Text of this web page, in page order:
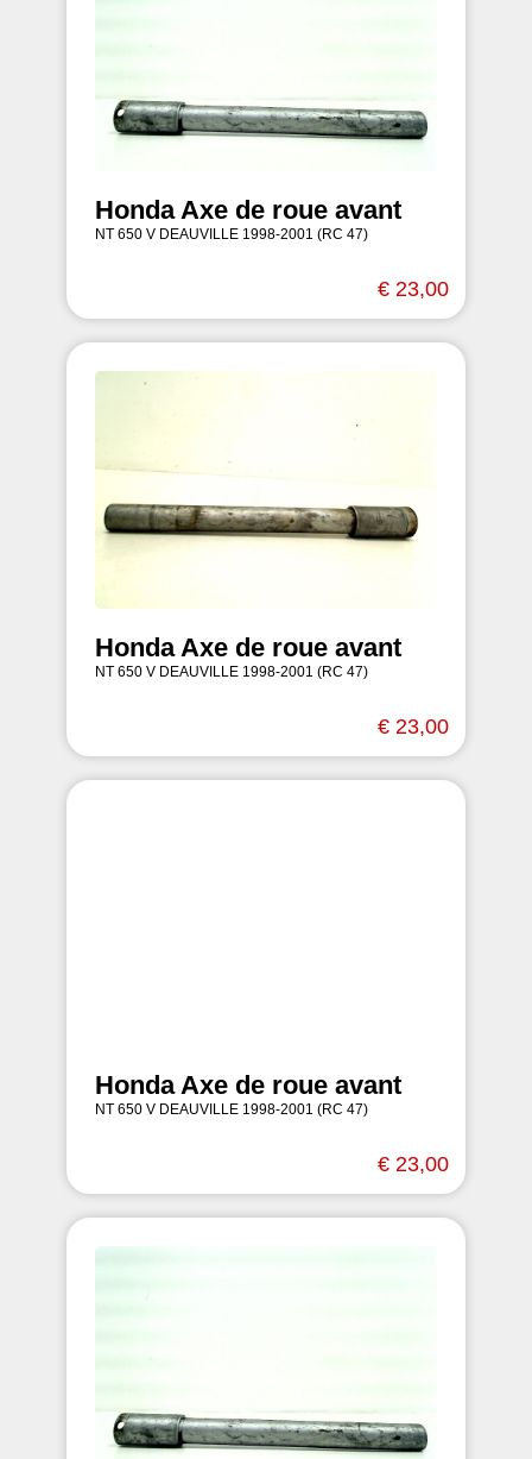
Honda Axe de roue avant
NT 650 V DEAUVILLE 1998-2001 (RC 47)
€ 23,00
Honda Axe de roue avant
NT 650 V DEAUVILLE 1998-2001 (RC 47)
€ 23,00
Honda Axe de roue avant
NT 650 V DEAUVILLE 1998-2001 (RC 47)
€ 23,00